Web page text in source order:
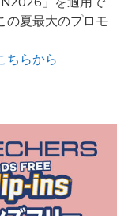
の夏最大のプロモ
ちらから